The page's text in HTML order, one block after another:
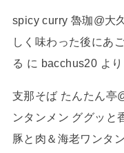
spicy curry 魯珈@大
しく味わった後にあ
る に bacchus20 より
支那そば たんたん亭
ンタンメン ググッと
豚と肉＆海老ワンタ